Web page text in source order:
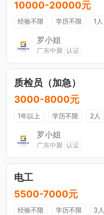
10000-20000元
经验不限 学历不限 1人
法定节假日
罗小姐
广东中聚 认证
质检员（加急）
3000-8000元
1年以上 学历不限 2人
法定节假日
罗小姐
广东中聚 认证
电工
5500-7000元
经验不限 学历不限 3人